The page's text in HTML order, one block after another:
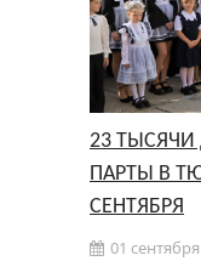
23 ТЫСЯЧИ
ПАРТЫ В
СЕНТЯБРЯ
01